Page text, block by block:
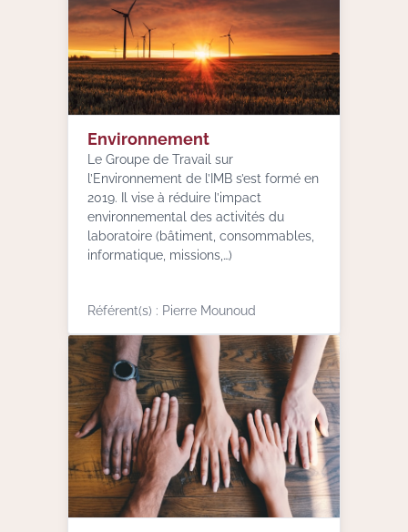
Environnement
Le Groupe de Travail sur
l’Environnement de l’IMB s’est formé en
2019. Il vise à réduire l’impact
environnemental des activités du
laboratoire (bâtiment, consommables,
informatique, missions,…)
Référent(s) : Pierre Mounoud